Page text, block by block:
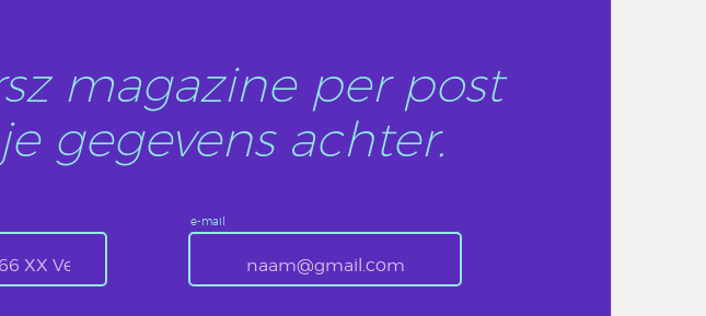
magazine per post
gegevens achter.
e-mail